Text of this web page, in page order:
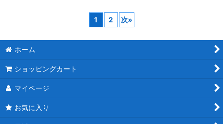
1 2 次»
ホーム
ショッピングカート
マイページ
お気に入り